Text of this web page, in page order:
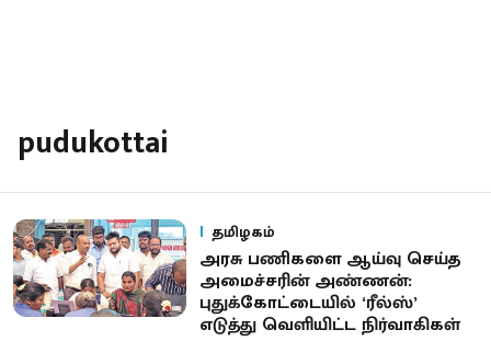
pudukottai
தமிழகம்
அரசு பணிகளை ஆய்வு செய்த
அமைச்சரின் அண்ணன்:
புதுக்கோட்டையில் ‘ரீல்ஸ்’
எடுத்து வெளியிட்ட நிர்வாகிகள்